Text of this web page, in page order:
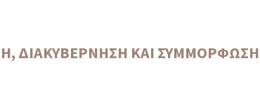
ΔΙΑΚΥΒΈΡΝΗΣΗ ΚΑΙ ΣΥΜΜΌΡΦΩΣΗ